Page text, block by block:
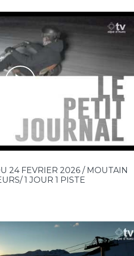
24 FEVRIER 2026 / MOUTAIN
KART/ LES DENNEIGEURS/ 1 JOUR 1 PISTE